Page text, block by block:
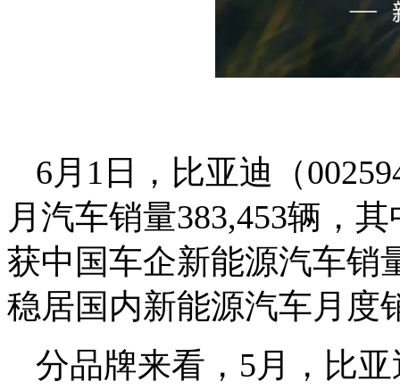
6月1日，比亚迪（
月汽车销量383,453辆，
获中国车企新能源汽车销
稳居国内新能源汽车月度
分品牌来看，5月，比